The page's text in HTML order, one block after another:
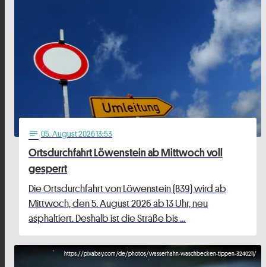
notes 05. August 2026 13:53
Ortsdurchfahrt Löwenstein ab Mittwoch voll
gesperrt
Die Ortsdurchfahrt von Löwenstein (B39) wird ab
Mittwoch, den 5. August 2026 ab 13 Uhr, neu
asphaltiert. Deshalb ist die Straße bis …
https://pixabay.com/de/photos/wasserhahn-waschbecken-tippen-3240211/